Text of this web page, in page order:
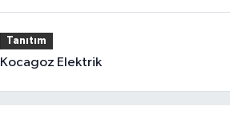
Tanıtım
Kocagoz Elektrik